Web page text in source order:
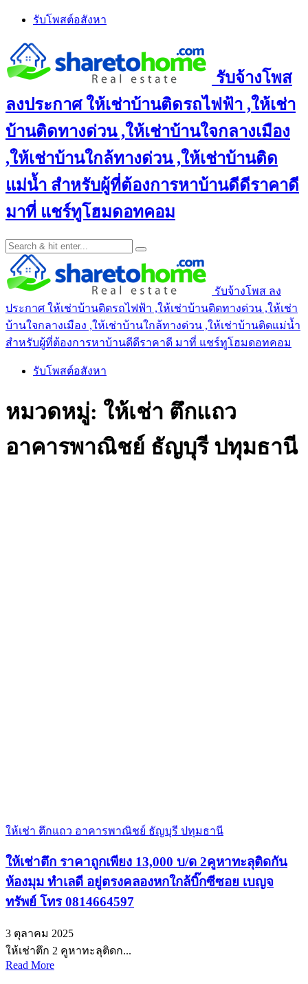
Skip
content
รับโพสต์อสังหา
รับจ้างโพส
ลงประกาศ ให้เช่าบ้านติดรถไฟฟ้า ,ให้เช่า
บ้านติดทางด่วน ,ให้เช่าบ้านใจกลางเมือง
,ให้เช่าบ้านใกล้ทางด่วน ,ให้เช่าบ้านติด
แม่น้ำ สำหรับผู้ที่ต้องการหาบ้านดีดีราคาดี
มาที่ แชร์ทูโฮมดอทคอม
รับจ้างโพส ลง
ประกาศ ให้เช่าบ้านติดรถไฟฟ้า ,ให้เช่าบ้านติดทางด่วน ,ให้เช่า
บ้านใจกลางเมือง ,ให้เช่าบ้านใกล้ทางด่วน ,ให้เช่าบ้านติดแม่น้ำ
สำหรับผู้ที่ต้องการหาบ้านดีดีราคาดี มาที่ แชร์ทูโฮมดอทคอม
รับโพสต์อสังหา
หมวดหมู่: ให้เช่า ตึกแถว
อาคารพาณิชย์ ธัญบุรี ปทุมธานี
ให้เช่า ตึกแถว อาคารพาณิชย์ ธัญบุรี ปทุมธานี
ให้เช่าตึก ราคาถูกเพียง 13,000 บ/ด 2คูหาทะลุติดกัน
ห้องมุม ทำเลดี อยู่ตรงคลองหกใกล้บิ๊กซีซอย เบญจ
ทรัพย์ โทร 0814664597
3 ตุลาคม 2025
ให้เช่าตึก 2 คูหาทะลุติดก...
Read More